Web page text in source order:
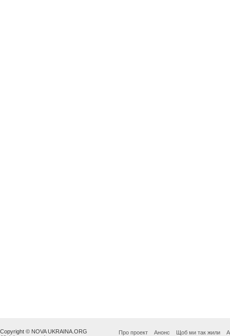
Copyright © NOVA UKRAINA.ORG
Про проект Анонс Щоб ми так жили